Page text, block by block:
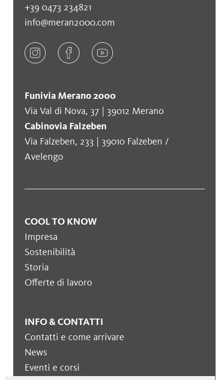
+39 0473 234821
info@meran2000.com
Funivia Merano 2000
Via Val di Nova, 37 | 39012 Merano
Cabinovia Falzeben
Via Falzeben, 233 | 39010 Falzeben /
Avelengo
COOL TO KNOW
Impresa
Sostenibilità
Storia
Offerte di lavoro
INFO & CONTATTI
Contatti e come arrivare
News
Eventi e corsi